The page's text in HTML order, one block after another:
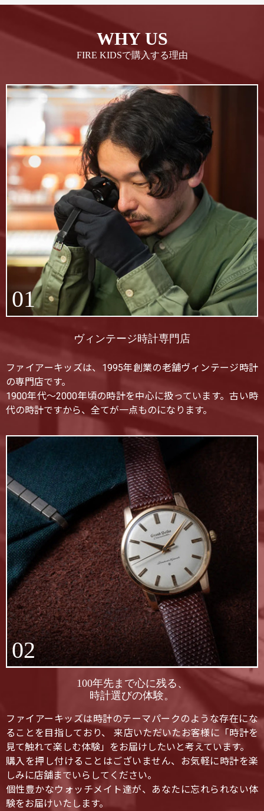
WHY US
FIRE KIDSで購入する理由
01
ヴィンテージ時計専門店
ファイアーキッズは、1995年創業の老舗ヴィンテージ時計
の専門店です。
1900年代〜2000年頃の時計を中心に扱っています。古い時
代の時計ですから、全てが一点ものになります。
02
100年先まで心に残る、
時計選びの体験。
ファイアーキッズは時計のテーマパークのような存在にな
ることを目指しており、 来店いただいたお客様に「時計を
見て触れて楽しむ体験」をお届けしたいと考えています。
購入を押し付けることはございません、お気軽に時計を楽
しみに店舗までいらしてください。
個性豊かなウォッチメイト達が、あなたに忘れられない体
験をお届けいたします。